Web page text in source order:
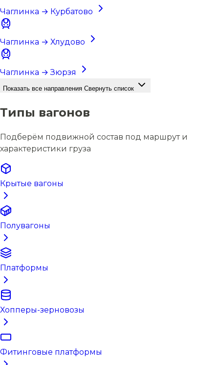
Чаглинка → Курбатово
Чаглинка → Хлудово
Чаглинка → Зюрзя
Показать все направления Свернуть список
Типы вагонов
Подберём подвижной состав под маршрут и
характеристики груза
Крытые вагоны
Полувагоны
Платформы
Хопперы-зерновозы
Фитинговые платформы